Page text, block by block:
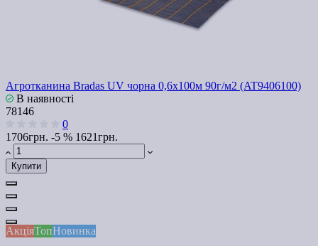
Агротканина Bradas UV чорна 0,6х100м 90г/м2 (AT9406100)
В наявності
78146
0
1706грн. -5 % 1621грн.
Купити
АкціяТопНовинка